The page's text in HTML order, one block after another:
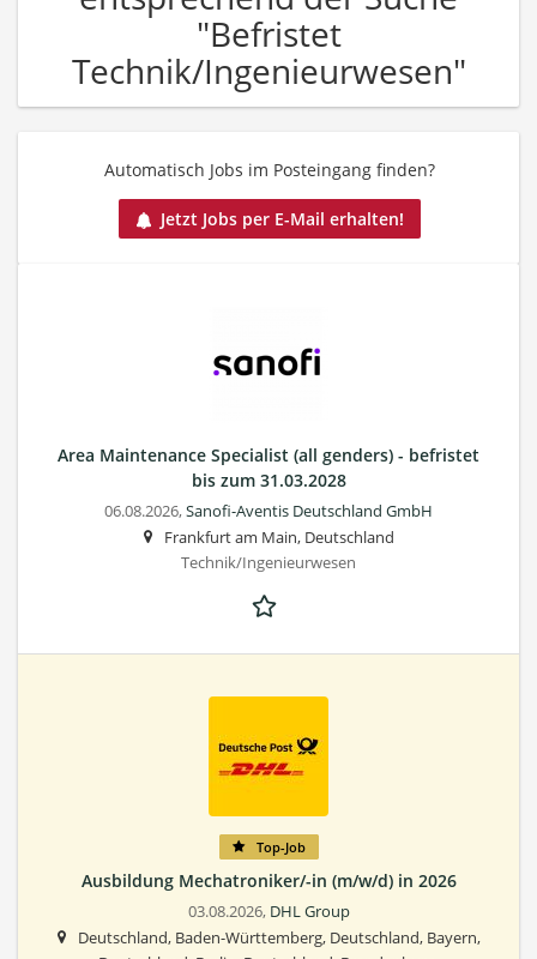
"Befristet
Technik/Ingenieurwesen"
Automatisch Jobs im Posteingang finden?
Jetzt Jobs per E-Mail erhalten!
Area Maintenance Specialist (all genders) - befristet
bis zum 31.03.2028
06.08.2026,Sanofi-Aventis Deutschland GmbH
Frankfurt am Main, Deutschland
Technik/Ingenieurwesen
Top-Job
Ausbildung Mechatroniker/-in (m/w/d) in 2026
03.08.2026, DHL Group
Deutschland, Baden-Württemberg, Deutschland, Bayern,